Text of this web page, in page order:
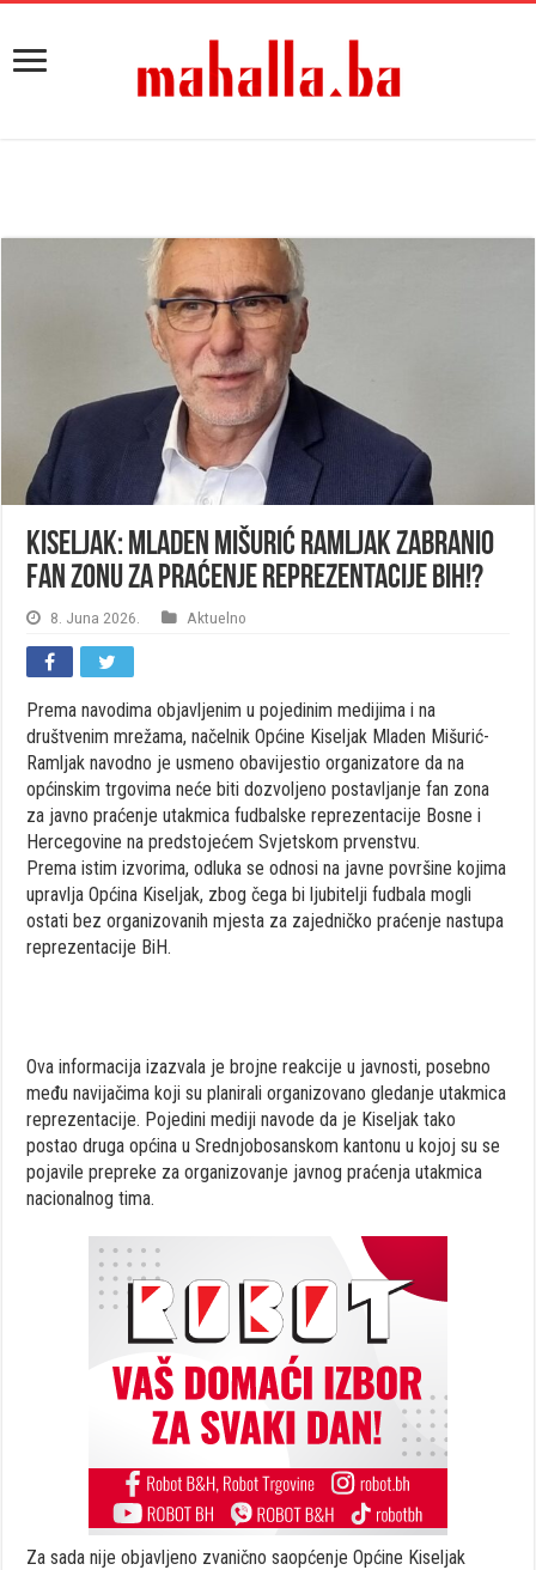
Kiseljak: Mladen Mišurić Ramljak zabranio
fan zonu za praćenje reprezentacije BiH!?
8. Juna 2026. Aktuelno
Prema navodima objavljenim u pojedinim medijima i na
društvenim mrežama, načelnik Općine Kiseljak Mladen Mišurić-
Ramljak navodno je usmeno obavijestio organizatore da na
općinskim trgovima neće biti dozvoljeno postavljanje fan zona
za javno praćenje utakmica fudbalske reprezentacije Bosne i
Hercegovine na predstojećem Svjetskom prvenstvu.
Prema istim izvorima, odluka se odnosi na javne površine kojima
upravlja Općina Kiseljak, zbog čega bi ljubitelji fudbala mogli
ostati bez organizovanih mjesta za zajedničko praćenje nastupa
reprezentacije BiH.
Ova informacija izazvala je brojne reakcije u javnosti, posebno
među navijačima koji su planirali organizovano gledanje utakmica
reprezentacije. Pojedini mediji navode da je Kiseljak tako
postao druga općina u Srednjobosanskom kantonu u kojoj su se
pojavile prepreke za organizovanje javnog praćenja utakmica
nacionalnog tima.
Za sada nije objavljeno zvanično saopćenje Općine Kiseljak